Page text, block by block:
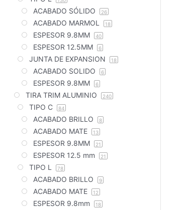
ACABADO SÓLIDO 26
ACABADO MARMOL 18
ESPESOR 9.8MM 40
ESPESOR 12.5MM 6
JUNTA DE EXPANSION 18
ACABADO SOLIDO 6
ESPESOR 9.8MM 6
TIRA TRIM ALUMINIO 240
TIPO C 84
ACABADO BRILLO 8
ACABADO MATE 13
ESPESOR 9.8MM 21
ESPESOR 12.5 mm 21
TIPO L 78
ACABADO BRILLO 9
ACABADO MATE 12
ESPESOR 9.8mm 18